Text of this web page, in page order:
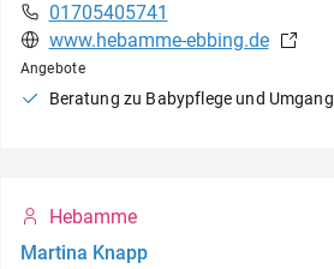
01705405741
www.hebamme-ebbing.de
Angebote
Beratung zu Babypflege und Umgang
Hebamme
Martina Knapp